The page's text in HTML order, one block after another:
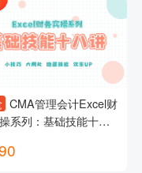
CMA管理会计Excel财
系列：基础技能十八